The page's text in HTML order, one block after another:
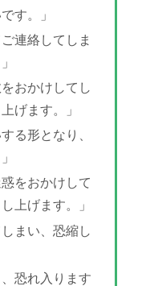
す。」
連絡してしま
おかけしてし
げます。」
る形となり、
をおかけして
上げます。」
まい、恐縮し
恐れ入ります